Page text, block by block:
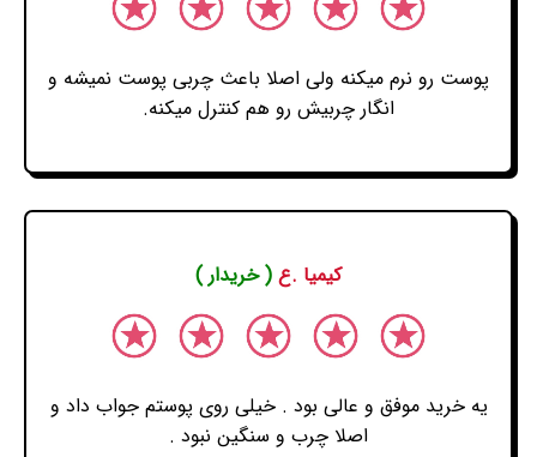
پوست رو نرم میکنه ولی اصلا باعث چربی پوست نمیشه و
انگار چربیش رو هم کنترل میکنه.
کیمیا .ع ( خریدار )
یه خرید موفق و عالی بود . خیلی روی پوستم جواب داد و
اصلا چرب و سنگین نبود .